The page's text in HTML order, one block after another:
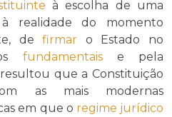
à escolha de uma
à realidade do momento
defirmar o Estado no
fundamentaise pela
que a Constituição
as mais modernas
em que o regime jurídico